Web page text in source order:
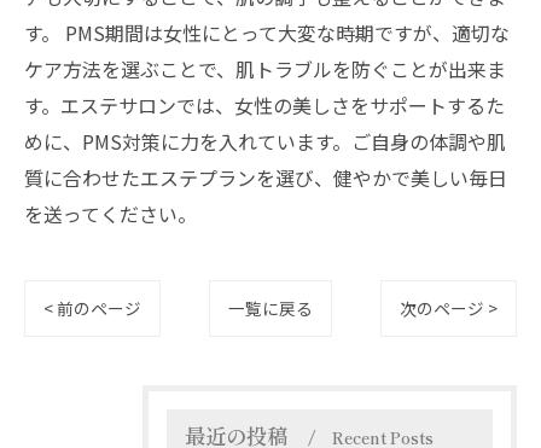
す。 PMS期間は女性にとって大変な時期ですが、適切な
ケア方法を選ぶことで、肌トラブルを防ぐことが出来ま
す。エステサロンでは、女性の美しさをサポートするた
めに、PMS対策に力を入れています。ご自身の体調や肌
質に合わせたエステプランを選び、健やかで美しい毎日
を送ってください。
< 前のページ 一覧に戻る 次のページ >
最近の投稿 Recent Posts